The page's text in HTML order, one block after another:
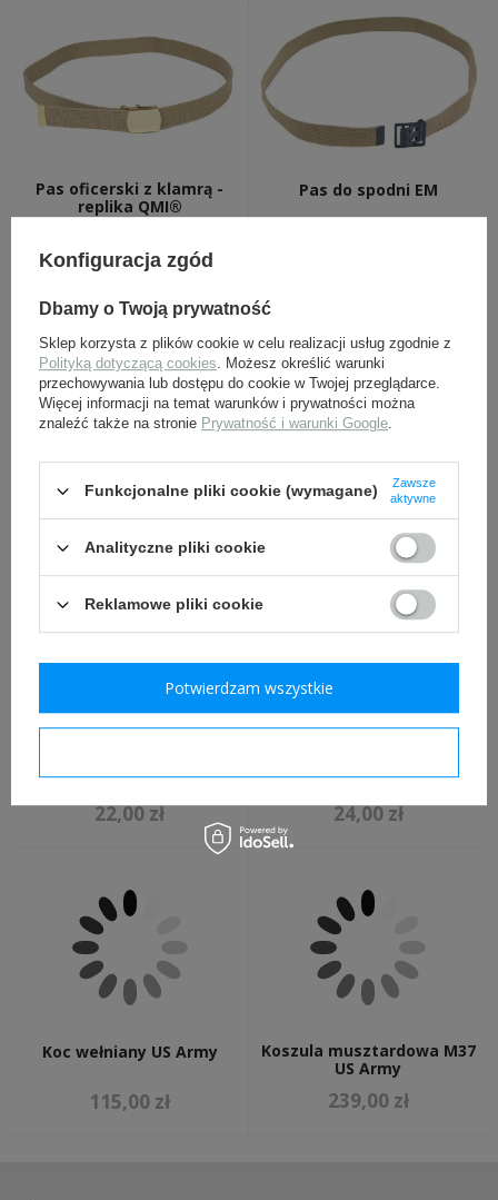
Pas oficerski z klamrą -
replika QMI®
Pas do spodni EM
replika
60,90 zł
Literki „U.S.” na kołnierz,
EM
35,00 zł
Airborne US
22,00 zł
oficerskie
24,00 zł
Koc wełniany US Army
115,00 zł
Koszula musztardowa M37
US Army
239,00 zł
Konfiguracja zgód
Dbamy o Twoją prywatność
Sklep korzysta z plików cookie w celu realizacji usług zgodnie z
Polityką dotyczącą cookies. Możesz określić warunki
przechowywania lub dostępu do cookie w Twojej przeglądarce.
Więcej informacji na temat warunków i prywatności można
znaleźć także na stronie Prywatność i warunki Google.
Funkcjonalne pliki cookie (wymagane)
Zawsze
aktywne
Analityczne pliki cookie
Reklamowe pliki cookie
Potwierdzam wszystkie